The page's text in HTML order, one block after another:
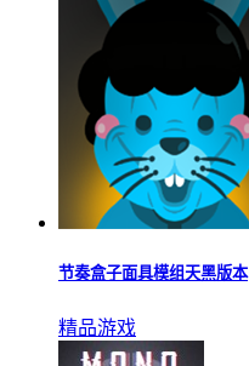
节奏盒子面具模组天黑版本
精品游戏